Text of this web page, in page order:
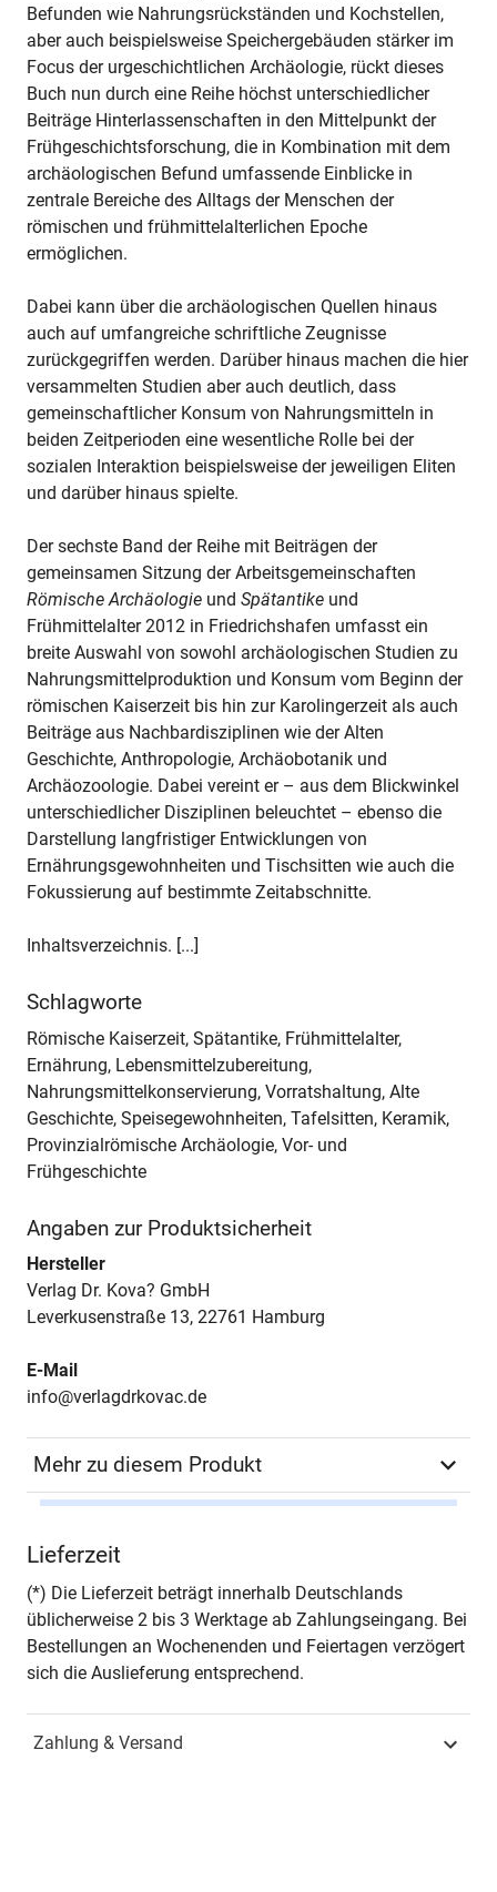
Befunden wie Nahrungsrückständen und Kochstellen,
aber auch beispielsweise Speichergebäuden stärker im
Focus der urgeschichtlichen Archäologie, rückt dieses
Buch nun durch eine Reihe höchst unterschiedlicher
Beiträge Hinterlassenschaften in den Mittelpunkt der
Frühgeschichtsforschung, die in Kombination mit dem
archäologischen Befund umfassende Einblicke in
zentrale Bereiche des Alltags der Menschen der
römischen und frühmittelalterlichen Epoche
ermöglichen.
Dabei kann über die archäologischen Quellen hinaus
auch auf umfangreiche schriftliche Zeugnisse
zurückgegriffen werden. Darüber hinaus machen die hier
versammelten Studien aber auch deutlich, dass
gemeinschaftlicher Konsum von Nahrungsmitteln in
beiden Zeitperioden eine wesentliche Rolle bei der
sozialen Interaktion beispielsweise der jeweiligen Eliten
und darüber hinaus spielte.
Der sechste Band der Reihe mit Beiträgen der
gemeinsamen Sitzung der Arbeitsgemeinschaften
Römische Archäologie und Spätantike und
Frühmittelalter 2012 in Friedrichshafen umfasst ein
breite Auswahl von sowohl archäologischen Studien zu
Nahrungsmittelproduktion und Konsum vom Beginn der
römischen Kaiserzeit bis hin zur Karolingerzeit als auch
Beiträge aus Nachbardisziplinen wie der Alten
Geschichte, Anthropologie, Archäobotanik und
Archäozoologie. Dabei vereint er – aus dem Blickwinkel
unterschiedlicher Disziplinen beleuchtet – ebenso die
Darstellung langfristiger Entwicklungen von
Ernährungsgewohnheiten und Tischsitten wie auch die
Fokussierung auf bestimmte Zeitabschnitte.
Inhaltsverzeichnis. [...]
Schlagworte
Römische Kaiserzeit, Spätantike, Frühmittelalter,
Ernährung, Lebensmittelzubereitung,
Nahrungsmittelkonservierung, Vorratshaltung, Alte
Geschichte, Speisegewohnheiten, Tafelsitten, Keramik,
Provinzialrömische Archäologie, Vor- und
Frühgeschichte
Angaben zur Produktsicherheit
Hersteller
Verlag Dr. Kova? GmbH
Leverkusenstraße 13, 22761 Hamburg
E-Mail
info@verlagdrkovac.de
Mehr zu diesem Produkt
Seiten 372
ISBN
Lieferzeit
(*) Die Lieferzeit beträgt innerhalb Deutschlands
üblicherweise 2 bis 3 Werktage ab Zahlungseingang. Bei
Bestellungen an Wochenenden und Feiertagen verzögert
sich die Auslieferung entsprechend.
Zahlung & Versand